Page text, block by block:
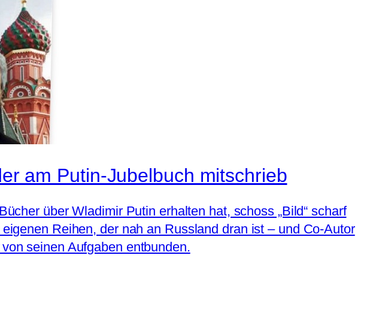
am Putin-Jubelbuch mitschrieb
über Wladimir Putin erhalten hat, schoss „Bild“ scharf
Reihen, der nah an Russland dran ist – und Co-Autor
seinen Aufgaben entbunden.